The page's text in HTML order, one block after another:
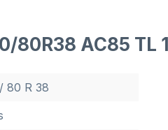
AC85 TL
80 R 38